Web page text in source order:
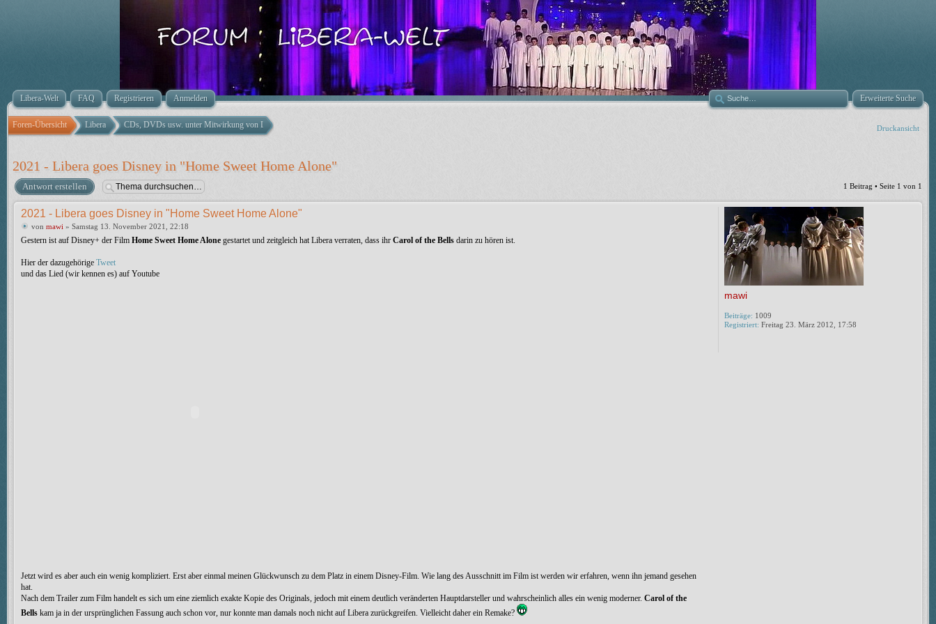
Erweiterte Suche
Libera-Welt FAQ Registrieren Anmelden
Druckansicht
Foren-Übersicht Libera CDs, DVDs usw. unter Mitwirkung von LIBERA
2021 - Libera goes Disney in "Home Sweet Home Alone"
Antwort erstellen 1 Beitrag • Seite 1 von 1
2021 - Libera goes Disney in "Home Sweet Home Alone"
von mawi » Samstag 13. November 2021, 22:18
Gestern ist auf Disney+ der Film Home Sweet Home Alone gestartet und zeitgleich hat Libera verraten, dass ihr Carol of the Bells darin zu hören ist.
Hier der dazugehörige Tweet
und das Lied (wir kennen es) auf Youtube
Jetzt wird es aber auch ein wenig kompliziert. Erst aber einmal meinen Glückwunsch zu dem Platz in einem Disney-Film. Wie lang des Ausschnitt im Film ist werden wir erfahren, wenn ihn jemand gesehen
hat.
Nach dem Trailer zum Film handelt es sich um eine ziemlich exakte Kopie des Originals, jedoch mit einem deutlich veränderten Hauptdarsteller und wahrscheinlich alles ein wenig moderner. Carol of the
Bells kam ja in der ursprünglichen Fassung auch schon vor, nur konnte man damals noch nicht auf Libera zurückgreifen. Vielleicht daher ein Remake?
mawi
Beiträge: 1009
Registriert: Freitag 23. März 2012, 17:58